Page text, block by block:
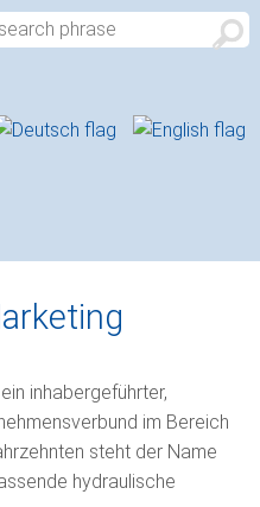
inhabergeführter,
im Bereich
steht der Name
hydraulische